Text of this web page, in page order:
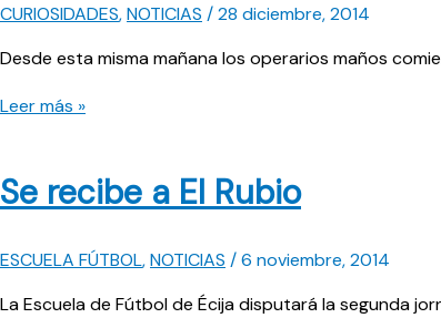
CURIOSIDADES,NOTICIAS /28 diciembre, 2014
Desde esta misma mañana los operarios maños
Un
el
césped
Leer más »
Se recibe a El Rubio
ESCUELA FÚTBOL,NOTICIAS /6 noviembre, 2014
La Escuela de Fútbol de Écija disputará la segunda